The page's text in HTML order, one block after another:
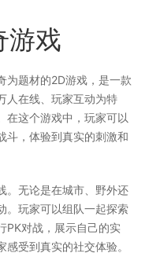
游戏
为题材的2D游戏，是一款
人在线、玩家互动为特
在这个游戏中，玩家可以
斗，体验到真实的刺激和
。无论是在城市、野外还
。玩家可以组队一起探索
PK对战，展示自己的实
受到真实的社交体验。